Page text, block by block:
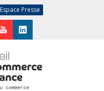
Espace Presse